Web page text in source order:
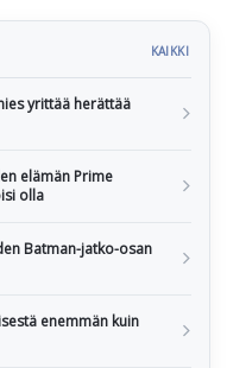
KAIKKI
yrittää herättää
elämän Prime
olla
Batman-jatko-osan
enemmän kuin